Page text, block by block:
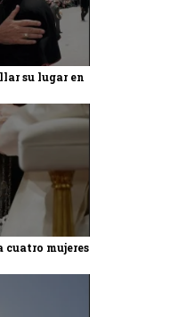
su lugar en
cuatro mujeres